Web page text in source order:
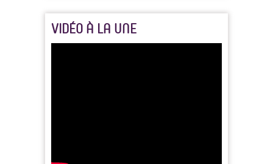
VIDÉO À LA UNE